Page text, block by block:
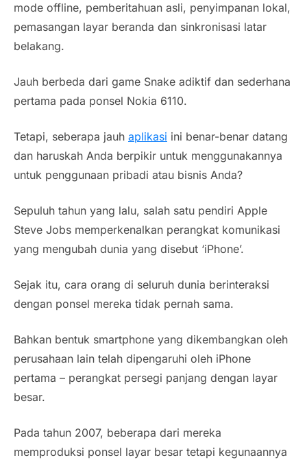
mode offline, pemberitahuan asli, penyimpanan lokal,
pemasangan layar beranda dan sinkronisasi latar
belakang.
Jauh berbeda dari game Snake adiktif dan sederhana
pertama pada ponsel Nokia 6110.
Tetapi, seberapa jauh aplikasi ini benar-benar datang
dan haruskah Anda berpikir untuk menggunakannya
untuk penggunaan pribadi atau bisnis Anda?
Sepuluh tahun yang lalu, salah satu pendiri Apple
Steve Jobs memperkenalkan perangkat komunikasi
yang mengubah dunia yang disebut ‘iPhone’.
Sejak itu, cara orang di seluruh dunia berinteraksi
dengan ponsel mereka tidak pernah sama.
Bahkan bentuk smartphone yang dikembangkan oleh
perusahaan lain telah dipengaruhi oleh iPhone
pertama – perangkat persegi panjang dengan layar
besar.
Pada tahun 2007, beberapa dari mereka
memproduksi ponsel layar besar tetapi kegunaannya